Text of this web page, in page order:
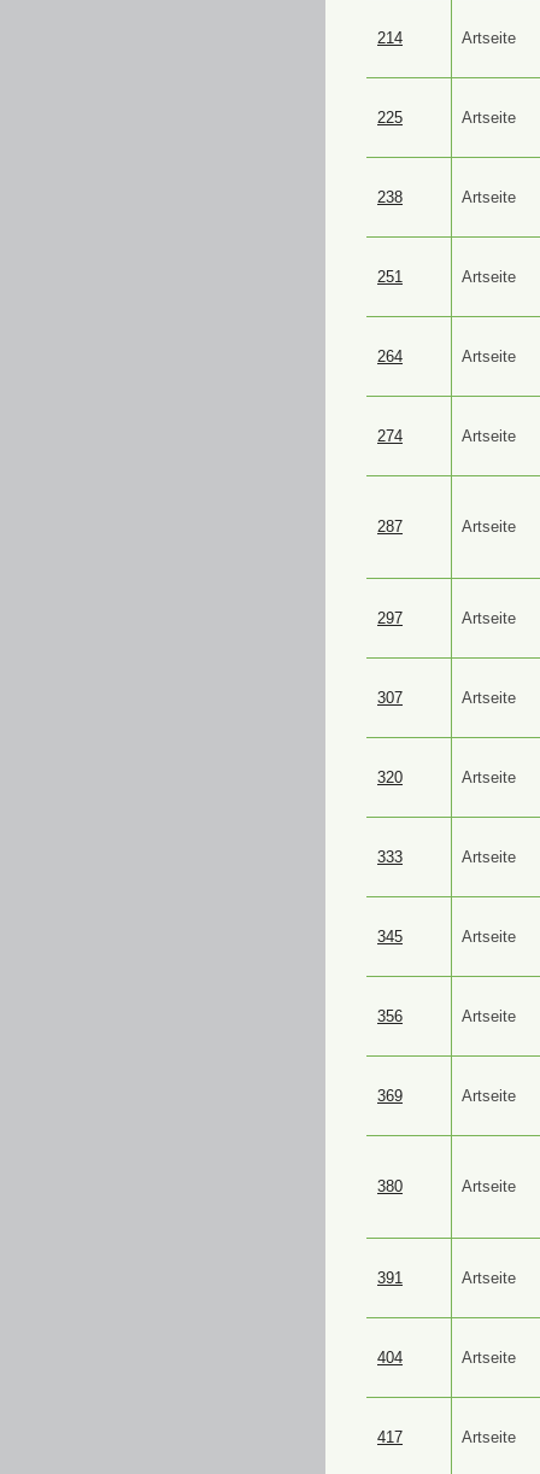
214 Artseite
225 Artseite
238 Artseite
251 Artseite
264 Artseite
274 Artseite
287 Artseite
297 Artseite
307 Artseite
320 Artseite
333 Artseite
345 Artseite
356 Artseite
369 Artseite
380 Artseite
391 Artseite
404 Artseite
417 Artseite